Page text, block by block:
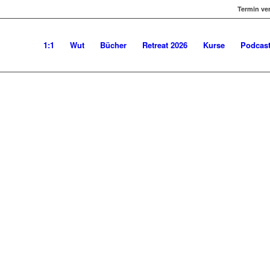
Termin
1:1 Wut Bücher Retreat 2026 Kurse Podcast